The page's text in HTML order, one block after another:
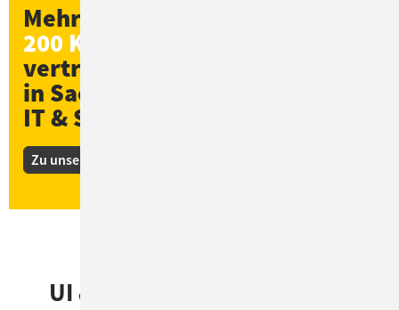
Mehr als
200 Kund*innen
vertrauen ConSol
in Sachen
IT & Software
Zu unseren Kunden-Stories
UI & UX: Unsere Leistungen